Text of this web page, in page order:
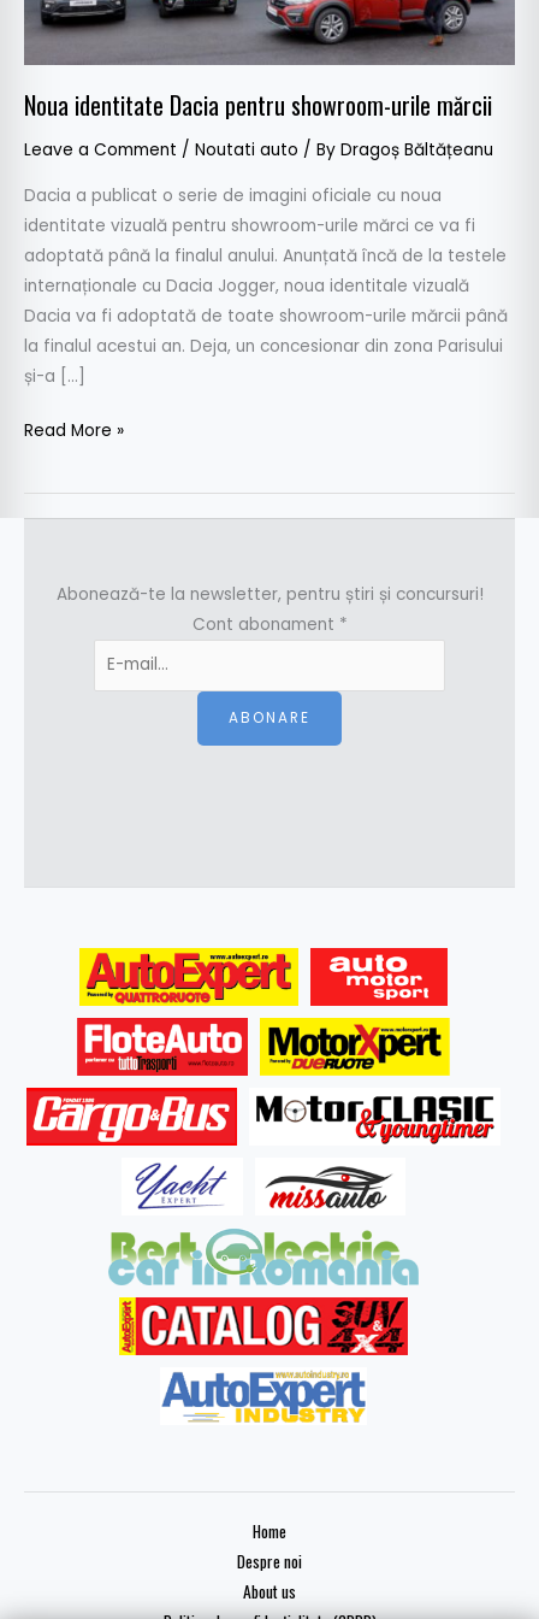
Noua identitate Dacia pentru showroom-urile mărcii
Leave a Comment / Noutati auto / By Dragoș Băltățeanu
Dacia a publicat o serie de imagini oficiale cu noua
identitate vizuală pentru showroom-urile mărci ce va fi
adoptată până la finalul anului. Anunțată încă de la testele
internaționale cu Dacia Jogger, noua identitale vizuală
Dacia va fi adoptată de toate showroom-urile mărcii până
la finalul acestui an. Deja, un concesionar din zona Parisului
și-a […]
Read More »
Abonează-te la newsletter, pentru știri și concursuri!
Cont abonament *
ABONARE
Home
Despre noi
About us